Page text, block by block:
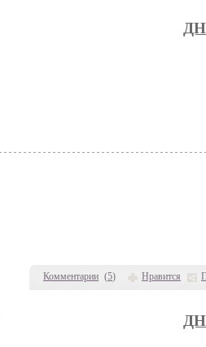
Комментарии (5) Нравится